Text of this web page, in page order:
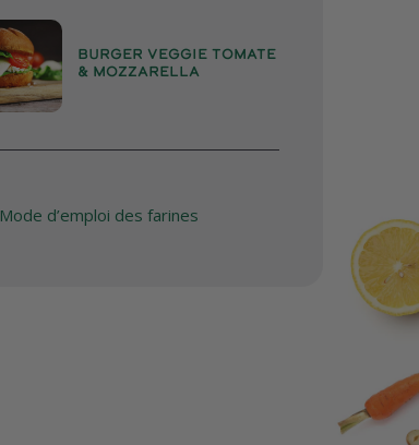
BURGER VEGGIE TOMATE
& MOZZARELLA
Mode d’emploi des farines